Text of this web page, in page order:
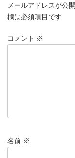
メールアドレスが公
欄は必須項目です
コメント ※
名前 ※